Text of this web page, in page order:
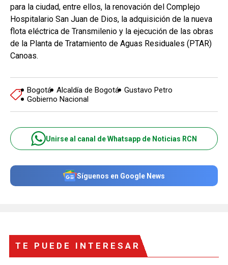
para la ciudad, entre ellos, la renovación del Complejo
Hospitalario San Juan de Dios, la adquisición de la nueva
flota eléctrica de Transmilenio y la ejecución de las obras
de la Planta de Tratamiento de Aguas Residuales (PTAR)
Canoas.
Bogotá Alcaldía de Bogotá Gustavo Petro
Gobierno Nacional
Unirse al canal de Whatsapp de Noticias RCN
Síguenos en Google News
TE PUEDE INTERESAR